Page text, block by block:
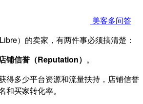
美客多问答
）的卖家，有两件事必须搞清楚：
铺信誉（Reputation） 。
得多少平台资源和流量扶持，店铺信誉
和买家转化率。